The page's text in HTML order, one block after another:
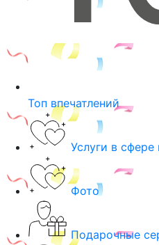
Топ впечатлений
Услуги в сфере
Фото
Подарочные